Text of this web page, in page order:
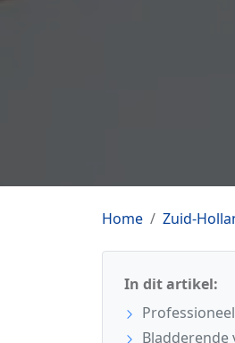
Home Zuid-
In dit artikel:
Bladderende